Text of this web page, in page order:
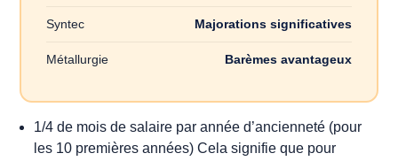
Syntec Majorations significatives
Métallurgie Barèmes avantageux
1/4 de mois de salaire par année d’ancienneté (pour
les 10 premières années) Cela signifie que pour